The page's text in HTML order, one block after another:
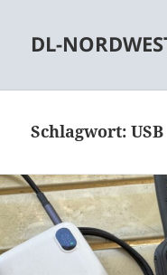
DL-
Schlagwort:USB